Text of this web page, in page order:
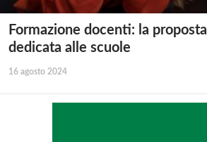
Formazione docenti: la
dedicata alle scuole
16 agosto 2024